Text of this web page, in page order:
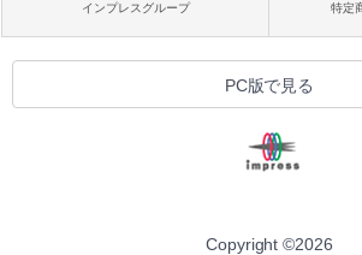
インプレスグループ 特定
PC版で見る
Copyright ©2026